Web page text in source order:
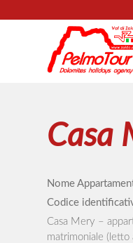
Casa
Nome
Codice
Casa Mery –
matrimoniale (letto